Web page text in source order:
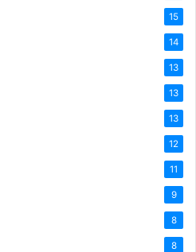
15
14
13
13
13
12
11
9
8
8